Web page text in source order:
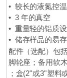
• 较长的液氮控
• 3 年的真
• 重量轻的铝
• 储存样品的易
配件（选配）包括
脚轮座；备用软
；盒(2"或3"塑料